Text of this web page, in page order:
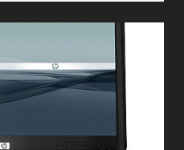
트
북